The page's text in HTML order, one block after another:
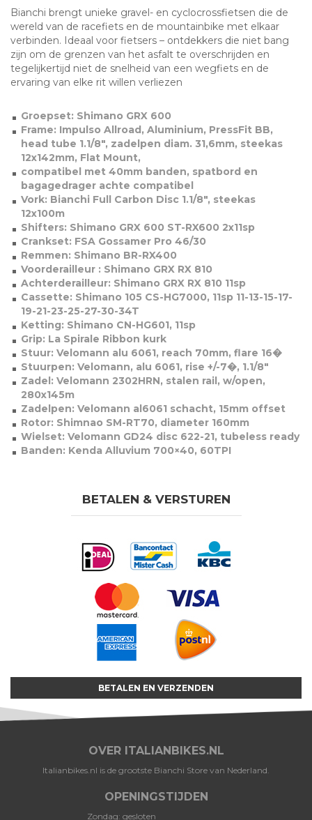
*Supersale*
aantal
Bianchi brengt unieke gravel- en cyclocrossfietsen die de
wereld van de racefiets en de mountainbike met elkaar
verbinden. Ideaal voor fietsers – ontdekkers die niet bang
zijn om de grenzen van het asfalt te overschrijden en
tegelijkertijd niet de snelheid van een wegfiets en de
ervaring van elke rit willen verliezen
Groepset: Shimano GRX 600
Frame: Impulso Allroad, Aluminium, PressFit BB,
head tube 1.1/8″, zadelpen diam. 31,6mm, steekas
12x142mm, Flat Mount,
compatibel met 40mm banden, spatbord en
bagagedrager achte compatibel
Vork: Bianchi Full Carbon Disc 1.1/8″, steekas
12x100m
Shifters: Shimano GRX 600 ST-RX600 2x11sp
Crankset: FSA Gossamer Pro 46/30
Remmen: Shimano BR-RX400
Voorderailleur : Shimano GRX RX 810
Achterderailleur: Shimano GRX RX 810 11sp
Cassette: Shimano 105 CS-HG7000, 11sp 11-13-15-17-
19-21-23-25-27-30-34T
Ketting: Shimano CN-HG601, 11sp
Grip: La Spirale Ribbon kurk
Stuur: Velomann alu 6061, reach 70mm, flare 16�
Stuurpen: Velomann, alu 6061, rise +/-7�, 1.1/8″
Zadel: Velomann 2302HRN, stalen rail, w/open,
280x145m
Zadelpen: Velomann al6061 schacht, 15mm offset
Rotor: Shimnao SM-RT70, diameter 160mm
Wielset: Velomann GD24 disc 622-21, tubeless ready
Banden: Kenda Alluvium 700×40, 60TPI
BETALEN & VERSTUREN
BETALEN EN VERZENDEN
OVER ITALIANBIKES.NL
Italianbikes.nl is de grootste Bianchi Store van Nederland.
OPENINGSTIJDEN
Zondag: gesloten